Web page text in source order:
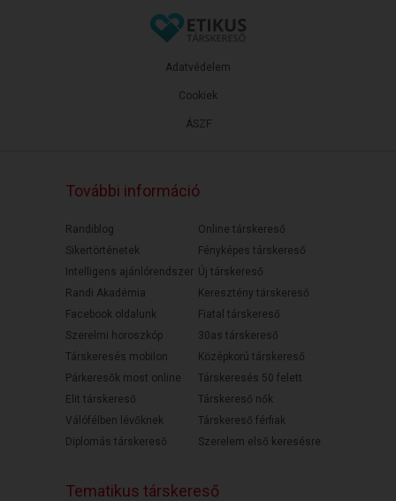
ÁSZF
Adatvédelem
Cookiek
További információ
Randiblog
Sikertörténetek
Intelligens ajánlórendszer
Randi Akadémia
Facebook oldalunk
Szerelmi horoszkóp
Társkeresés mobilon
Párkeresők most online
Elit társkereső
Válófélben lévőknek
Diplomás társkereső
Online társkereső
Fényképes társkereső
Új társkereső
Keresztény társkereső
Fiatal társkereső
30as társkereső
Középkorú társkereső
Társkeresés 50 felett
Társkereső nők
Társkereső férfiak
Szerelem első keresésre
Tematikus társkereső